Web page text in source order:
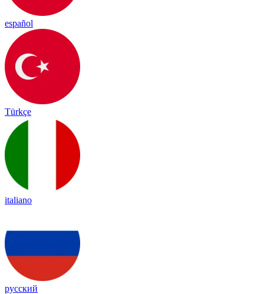
español
Türkçe
italiano
русский